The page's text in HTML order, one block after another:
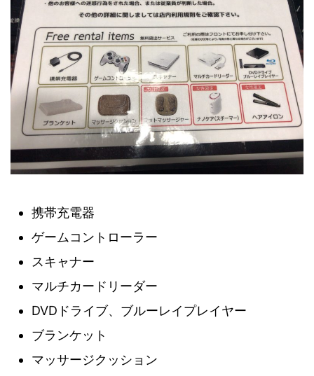
携帯充電器
ゲームコントローラー
スキャナー
マルチカードリーダー
DVDドライブ、ブルーレイプレイヤー
ブランケット
マッサージクッション